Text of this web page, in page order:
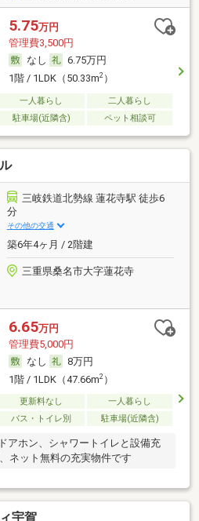
5.75万円
管理費3,500円
なし
6.75万円
1階 / 1LDK（50.33m2）
一人暮らし
二人暮らし
駐車場(近隣含) ペット相談可
三岐鉄道北勢線 蓮花寺駅 徒歩6
分
その他の交通
築6年4ヶ月 / 2階建
三重県桑名市大字蓮花寺
6.65万円
管理費5,000円
なし
8万円
1階 / 1LDK（47.66m2）
更新料なし
一人暮らし
バス・トイレ別 駐車場(近隣含)
アホン、シャワートイレと設備充
ネット無料の充実物件です
宇賀